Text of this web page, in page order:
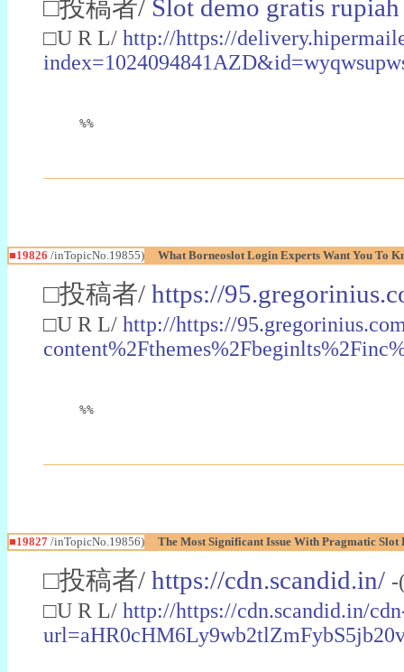
□投稿者/ Slot demo gratis rupiah
□U R L/ http://https://
%%
■19826 /inTopicNo.19855) What Borneoslot Login Experts Want You To
□投稿者/ https://
□U R L/ http://https://
%%
■19827 /inTopicNo.19856) The Most Significant Issue With Pragmatic Slot
□投稿者/ https://cdn.scandid.in/ -
□U R L/ http://https://cdn.scandid.in/